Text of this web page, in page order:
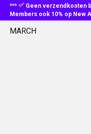
***
Geen verzendkosten
Members ook 10% op New
MARCH